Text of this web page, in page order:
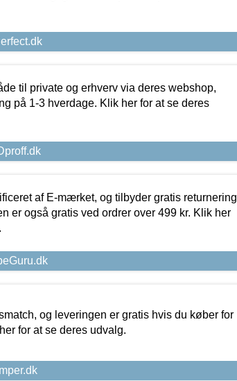
til private og erhverv via deres webshop,
på 1-3 hverdage. Klik her for at se deres
af E-mærket, og tilbyder gratis returnering
er også gratis ved ordrer over 499 kr. Klik her
og leveringen er gratis hvis du køber for
for at se deres udvalg.